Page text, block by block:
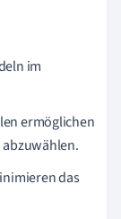
im
ermöglichen
abzuwählen.
das